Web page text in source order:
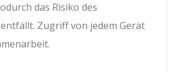
das Risiko des
Zugriff von jedem Gerät